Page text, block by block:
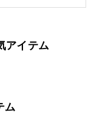
アイテム
ム